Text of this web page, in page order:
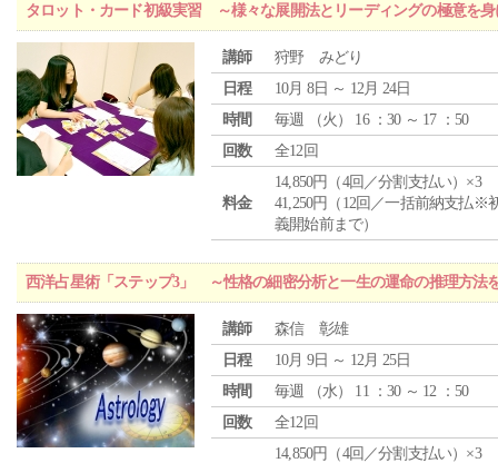
タロット・カード初級実習 ～様々な展開法とリーディングの極意を身
講師
狩野 みどり
日程
10月 8日 ～ 12月 24日
時間
毎週 （火 ） 16 ：30 ～ 17 ：50
回数
全12回
料金
14,850円（4回／分割支払い）×3
41,250円（12回／一括前納支払※
義開始前まで）
西洋占星術「ステップ3」 ～性格の細密分析と一生の運命の推理方法
講師
森信 彰雄
日程
10月 9日 ～ 12月 25日
時間
毎週 （水） 11 ：30 ～ 12 ：50
回数
全12回
14,850円（4回／分割支払い）×3